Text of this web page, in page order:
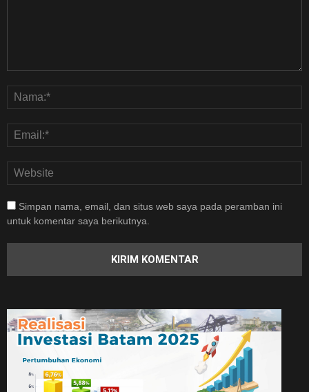
Simpan nama, email, dan situs web saya pada peramban ini
untuk komentar saya berikutnya.